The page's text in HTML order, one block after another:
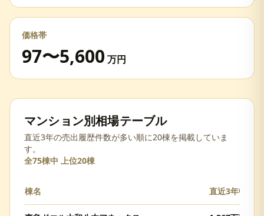
価格帯
97〜5,600 万円
マンション別相場テーブル
直近3年の売出履歴件数が多い順に20棟を掲載していま
す。
全75棟中 上位20棟
棟名 直近3年中央値